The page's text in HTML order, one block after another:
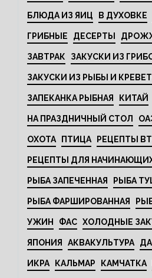
БЛЮДА ИЗ ЯИЦ В ДУХОВКЕ
ГРИБНЫЕ ДЕСЕРТЫ
ЗАВТРАК ЗАКУСКИ ИЗ
ЗАКУСКИ ИЗ РЫБЫ И
ЗАПЕКАНКА РЫБНАЯ КИТАЙ
НА ПРАЗДНИЧНЫЙ СТОЛ
ОХОТА ПТИЦА РЕЦЕПТЫ
РЕЦЕПТЫ ДЛЯ
РЫБА ЗАПЕЧЕННАЯ РЫБА
РЫБА ФАРШИРОВАННАЯ
УЖИН ФАС ХОЛОДНЫЕ
ЯПОНИЯ АКВАКУЛЬТУРА
ИКРА КАЛЬМАР КАМЧАТКА